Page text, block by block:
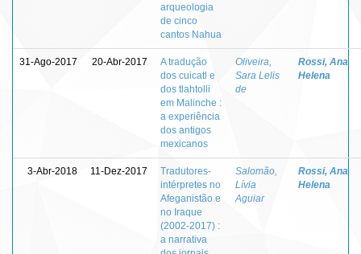
arqueologia
de cinco
cantos Nahua
31-Ago-2017 20-Abr-2017
A tradução
dos cuicatl e
dos tlahtolli
em Malinche :
a experiência
dos antigos
mexicanos
Oliveira,
Sara Lelis
de
Rossi, Ana
Helena
3-Abr-2018 11-Dez-2017
Tradutores-
intérpretes no
Afeganistão e
no Iraque
(2002-2017) :
a narrativa
Salomão,
Lívia
Aguiar
Rossi, Ana
Helena